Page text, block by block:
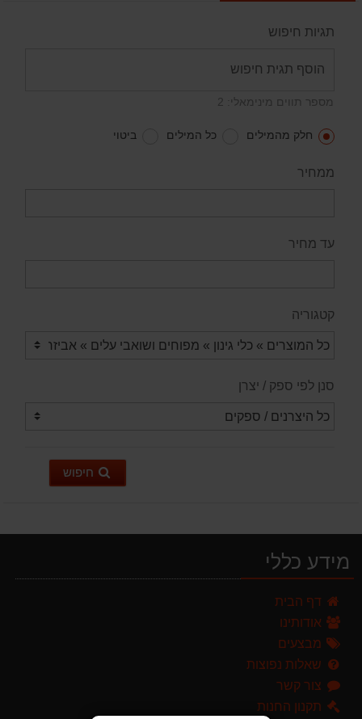
תגיות חיפוש
מספר תווים מינימאלי: 2
חלק מהמילים כל המילים ביטוי
ממחיר
עד מחיר
קטגוריה
סנן לפי ספק / יצרן
חיפוש
מידע כללי
דף הבית
אודותינו
מבצעים
שאלות נפוצות
צור קשר
תקנון החנות
999.00 ₪
119.00 ₪